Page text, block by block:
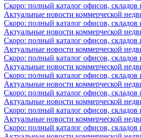
Скоро: полный каталог офисов,
Актуальные новости коммерческой
Скоро: полный каталог офисов,
Актуальные новости коммерческой
Скоро: полный каталог офисов,
Актуальные новости коммерческой
Скоро: полный каталог офисов,
Актуальные новости коммерческой
Скоро: полный каталог офисов,
Актуальные новости коммерческой
Скоро: полный каталог офисов,
Актуальные новости коммерческой
Скоро: полный каталог офисов,
Актуальные новости коммерческой
Скоро: полный каталог офисов,